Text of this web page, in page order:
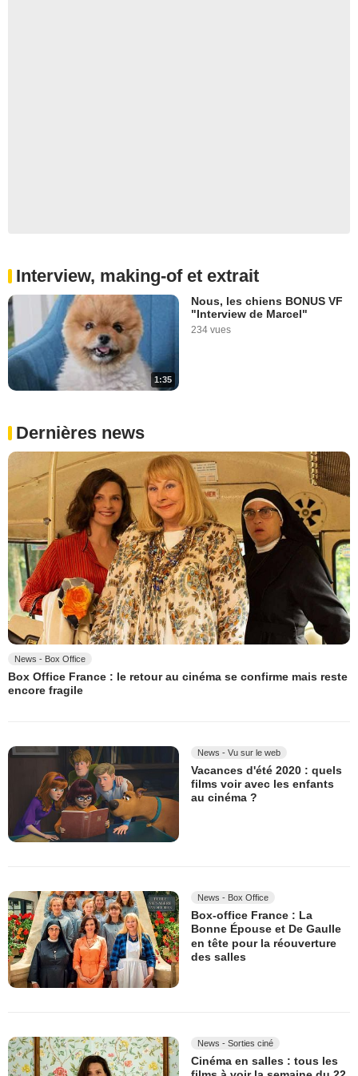
Interview, making-of et extrait
1:35
Nous, les chiens BONUS VF
"Interview de Marcel"
234 vues
Dernières news
News - Box Office
Box Office France : le retour au cinéma se confirme mais reste
encore fragile
News - Vu sur le web
Vacances d'été 2020 : quels
films voir avec les enfants
au cinéma ?
News - Box Office
Box-office France : La
Bonne Épouse et De Gaulle
en tête pour la réouverture
des salles
News - Sorties ciné
Cinéma en salles : tous les